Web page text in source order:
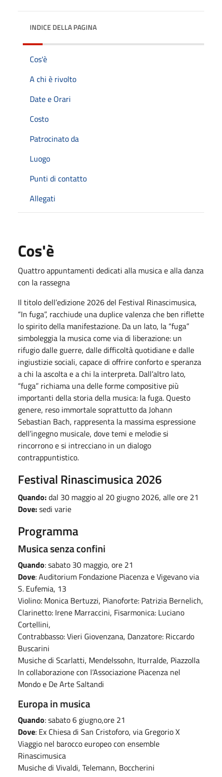
INDICE DELLA PAGINA
Cos'è
A chi è rivolto
Date e Orari
Costo
Patrocinato da
Luogo
Punti di contatto
Allegati
Cos'è
Quattro appuntamenti dedicati alla musica e alla danza
con la rassegna
Il titolo dell’edizione 2026 del Festival Rinascimusica,
“In fuga”, racchiude una duplice valenza che ben riflette
lo spirito della manifestazione. Da un lato, la “fuga”
simboleggia la musica come via di liberazione: un
rifugio dalle guerre, dalle difficoltà quotidiane e dalle
ingiustizie sociali, capace di offrire conforto e speranza
a chi la ascolta e a chi la interpreta. Dall’altro lato,
“fuga” richiama una delle forme compositive più
importanti della storia della musica: la fuga. Questo
genere, reso immortale soprattutto da Johann
Sebastian Bach, rappresenta la massima espressione
dell’ingegno musicale, dove temi e melodie si
rincorrono e si intrecciano in un dialogo
contrappuntistico.
Festival Rinascimusica 2026
Quando:dal 30 maggio al 20 giugno 2026, alle ore 21
Dove:sedi varie
Programma
Musica senza confini
Quando: sabato 30 maggio, ore 21
Dove: Auditorium Fondazione Piacenza e Vigevano via
S. Eufemia, 13
Violino: Monica Bertuzzi, Pianoforte: Patrizia Bernelich,
Clarinetto: Irene Marraccini, Fisarmonica: Luciano
Cortellini,
Contrabbasso: Vieri Giovenzana, Danzatore: Riccardo
Buscarini
Musiche di Scarlatti, Mendelssohn, Iturralde, Piazzolla
In collaborazione con l’Associazione Piacenza nel
Mondo e De Arte Saltandi
Europa in musica
Quando: sabato 6 giugno,ore 21
Dove: Ex Chiesa di San Cristoforo, via Gregorio X
Viaggio nel barocco europeo con ensemble
Rinascimusica
Musiche di Vivaldi, Telemann, Boccherini